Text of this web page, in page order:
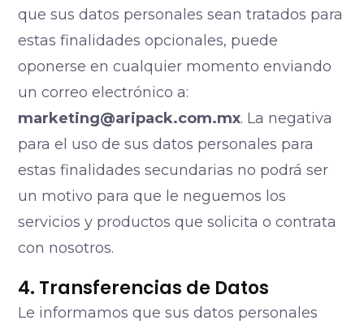
que sus datos personales sean tratados para
estas finalidades opcionales, puede
oponerse en cualquier momento enviando
un correo electrónico a:
marketing@aripack.com.mx. La negativa
para el uso de sus datos personales para
estas finalidades secundarias no podrá ser
un motivo para que le neguemos los
servicios y productos que solicita o contrata
con nosotros.
4. Transferencias de Datos
Le informamos que sus datos personales